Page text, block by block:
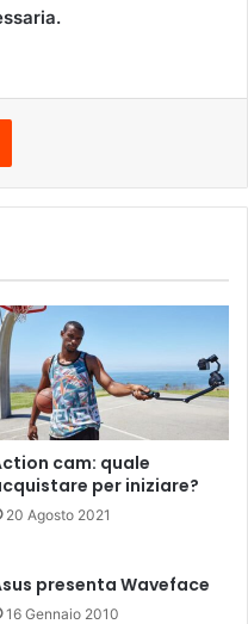
Reddit
cam: quale
per iniziare?
20 Agosto 2021
presenta Waveface
16 Gennaio 2010